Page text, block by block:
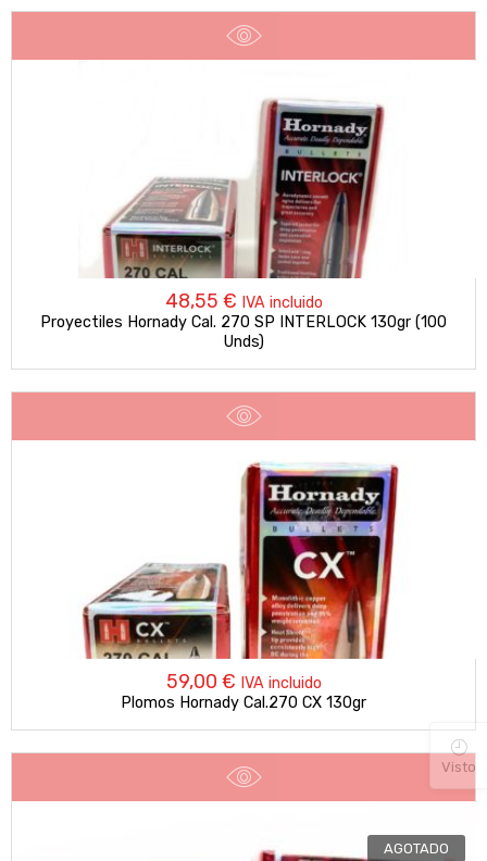
48,55 € IVA incluido
Proyectiles Hornady Cal. 270 SP INTERLOCK 130gr (100
Unds)
59,00 € IVA incluido
Plomos Hornady Cal.270 CX 130gr
AGOTADO
Visto